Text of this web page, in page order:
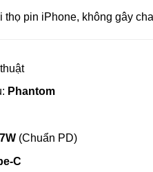
thọ pin iPhone, không gây
Phantom
(Chuẩn PD)
C